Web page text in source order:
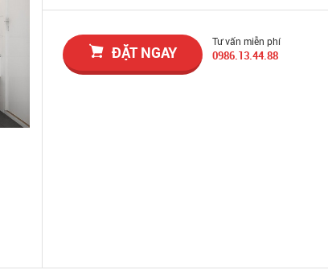
ĐẶT NGAY
Tư vấn miễn phí
0986.13.44.88